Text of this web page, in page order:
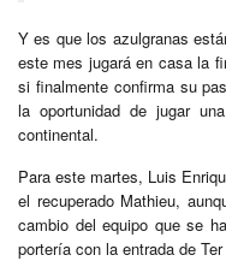
Y es que los azulgranas
este mes jugará en casa la
si finalmente confirma su
la oportunidad de jugar
continental.
Para este martes, Luis
el recuperado Mathieu,
cambio del equipo que se
portería con la entrada de